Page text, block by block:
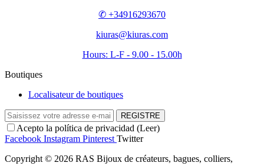
✆ +34916293670
kiuras@kiuras.com
Hours: L-F - 9.00 - 15.00h
Boutiques
Localisateur de boutiques
REGISTRE
Acepto la política de privacidad (Leer)
Facebook Instagram Pinterest Twitter
Copyright © 2026 RAS Bijoux de créateurs, bagues, colliers,